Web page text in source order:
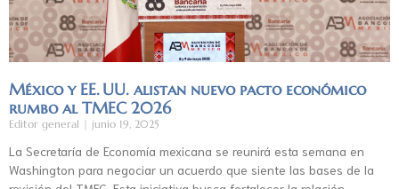
México y EE. UU. alistan nuevo pacto económico
rumbo al TMEC 2026
Editor general junio 19, 2025
La Secretaría de Economía mexicana se reunirá esta semana en
Washington para negociar un acuerdo que siente las bases de la